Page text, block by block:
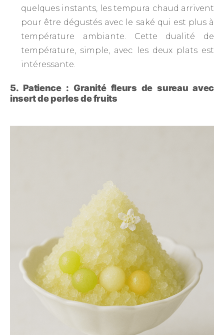
quelques instants, les tempura chaud arrivent
pour être dégustés avec le saké qui est plus à
température ambiante. Cette dualité de
température, simple, avec les deux plats est
intéressante.
5. Patience : Granité fleurs de sureau avec
insert de perles de fruits